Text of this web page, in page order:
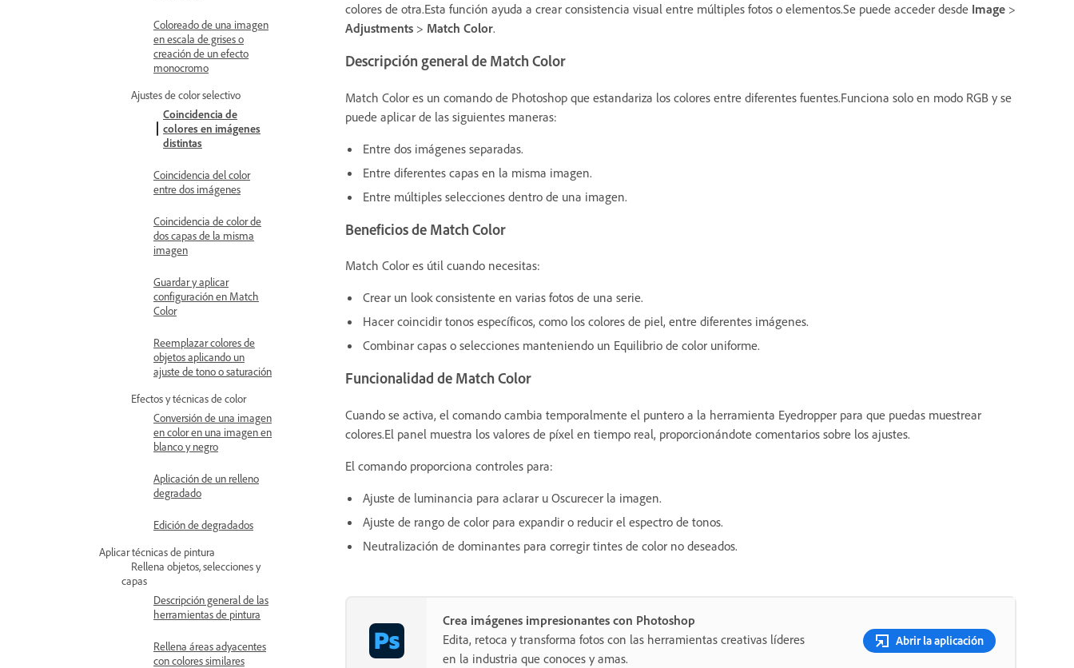
Coloreado de una imagen
en escala de grises o
creación de un efecto
monocromo
Ajustes de color selectivo
Coincidencia de
colores en imágenes
distintas
Coincidencia del color
entre dos imágenes
Coincidencia de color de
dos capas de la misma
imagen
Guardar y aplicar
configuración en Match
Color
Reemplazar colores de
objetos aplicando un
ajuste de tono o saturación
Efectos y técnicas de color
Conversión de una imagen
en color en una imagen en
blanco y negro
Aplicación de un relleno
degradado
Edición de degradados
Aplicar técnicas de pintura
Rellena objetos, selecciones y
capas
Descripción general de las
herramientas de pintura
Rellena áreas adyacentes
con colores similares
colores de otra.Esta función ayuda a crear consistencia visual entre múltiples fotos o elementos.Se puede acceder desde Image >
Adjustments > Match Color.
Descripción general de Match Color
Match Color es un comando de Photoshop que estandariza los colores entre diferentes fuentes.Funciona solo en modo RGB y se
puede aplicar de las siguientes maneras:
Entre dos imágenes separadas.
Entre diferentes capas en la misma imagen.
Entre múltiples selecciones dentro de una imagen.
Beneficios de Match Color
Match Color es útil cuando necesitas:
Crear un look consistente en varias fotos de una serie.
Hacer coincidir tonos específicos, como los colores de piel, entre diferentes imágenes.
Combinar capas o selecciones manteniendo un Equilibrio de color uniforme.
Funcionalidad de Match Color
Cuando se activa, el comando cambia temporalmente el puntero a la herramienta Eyedropper para que puedas muestrear
colores.El panel muestra los valores de píxel en tiempo real, proporcionándote comentarios sobre los ajustes.
El comando proporciona controles para:
Ajuste de luminancia para aclarar u Oscurecer la imagen.
Ajuste de rango de color para expandir o reducir el espectro de tonos.
Neutralización de dominantes para corregir tintes de color no deseados.
Crea imágenes impresionantes con Photoshop
Edita, retoca y transforma fotos con las herramientas creativas líderes
en la industria que conoces y amas.
Abrir la aplicación